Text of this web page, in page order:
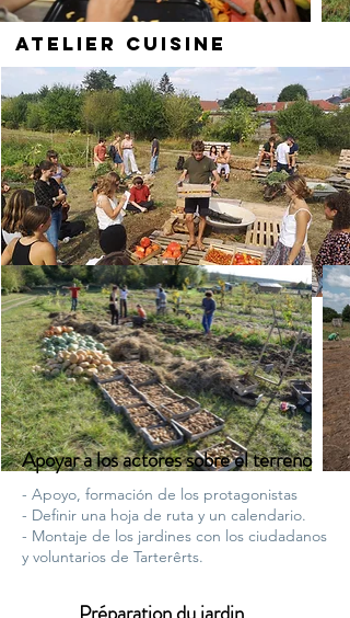
Atelier Cuisine
Apoyar a los actores sobre el terreno
- Apoyo, formación de los protagonistas
- Definir una hoja de ruta y un calendario.
- Montaje de los jardines con los ciudadanos
y voluntarios de Tarterêrts.